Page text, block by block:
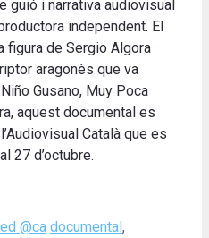
guió i narrativa audiovisual
independent. El
figura de Sergio Algora
aragonès que va
Gusano, Muy Poca
aquest documental es
Català que es
27 d’octubre.
@ca Tags
documental,